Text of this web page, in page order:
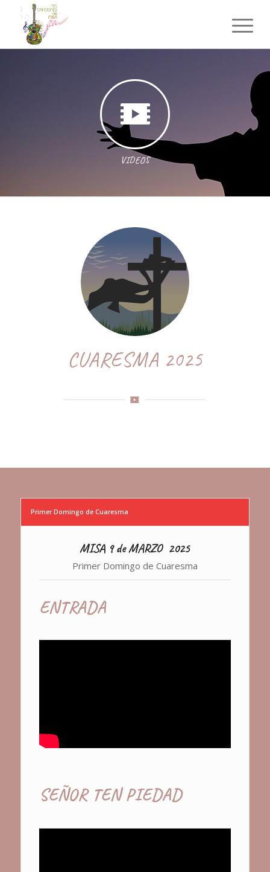
VIDEOS
CUARESMA 2025
Primer Domingo de Cuaresma
MISA 9 de MARZO 2025
Primer Domingo de Cuaresma
ENTRADA
SEÑOR TEN PIEDAD